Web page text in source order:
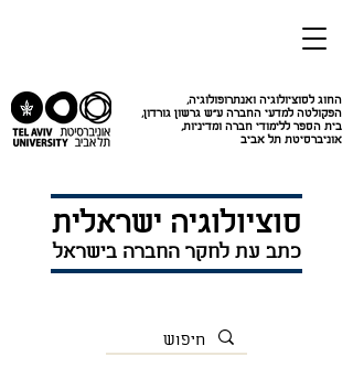
החוג לסוציולוגיה ואנתרופולוגיה,
הפקולטה למדעי החברה ע"ש גרשון גורדון,
בית הספר ללימודי חברה ומדיניות,
אוניברסיטת תל אביב
סוציולוגיה ישראלית
כתב עת לחקר החברה בישראל